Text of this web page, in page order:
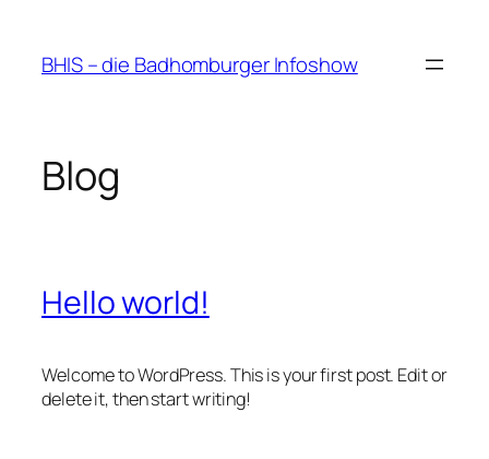
springen
BHIS – die Badhomburger Infoshow
Blog
Hello world!
Welcome to WordPress. This is your first post. Edit or
delete it, then start writing!